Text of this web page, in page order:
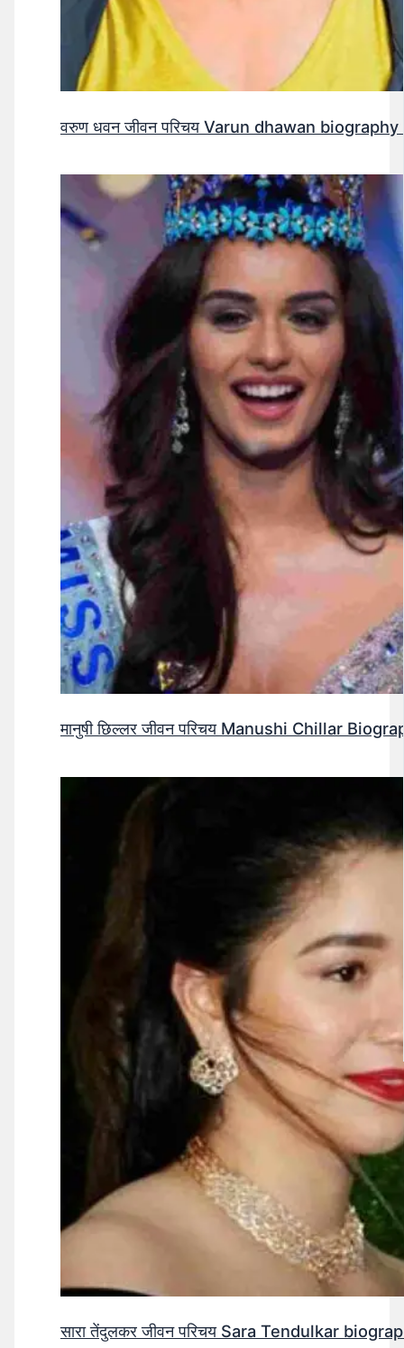
वरुण धवन जीवन परिचय Varun dhawan
मानुषी छिल्लर जीवन परिचय Manushi Chillar
सारा तेंदुलकर जीवन परिचय Sara Tendulkar